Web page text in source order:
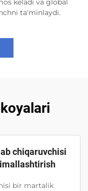
keladi va global
ta'minlaydi.
chiqaruvchisi
bir martalik